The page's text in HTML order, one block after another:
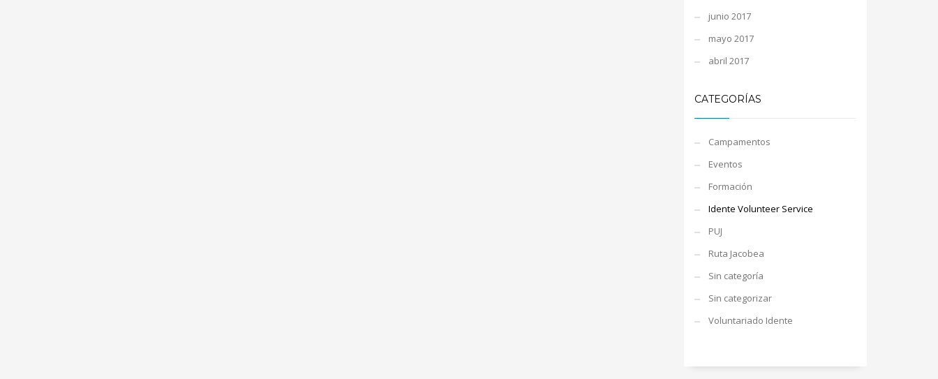
junio 2017
mayo 2017
abril 2017
CATEGORÍAS
Campamentos
Eventos
Formación
Idente Volunteer Service
PUJ
Ruta Jacobea
Sin categoría
Sin categorizar
Voluntariado Idente